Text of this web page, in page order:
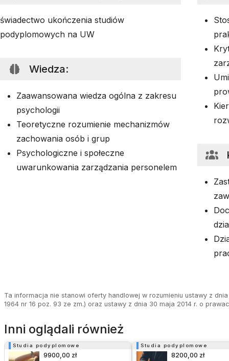
świadectwo ukończenia studiów
podyplomowych na UW
Wiedza:
Zaawansowana wiedza ogólna z zakresu
psychologii
Teoretyczne rozumienie mechanizmów
zachowania osób i grup
Psychologiczne i społeczne
uwarunkowania zarządzania personelem
Ta informacja nie stanowi oferty handlowej w rozumieniu ustawy z
1964 nr 16 poz. 93 ze zm.) oraz ustawy z dnia 30 maja 2014 r. o
Inni oglądali również
Studia podyplomowe
9900,00 zł
Studia podyplomowe
8200,00 zł